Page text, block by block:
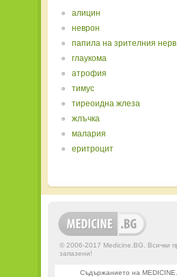
алицин
неврон
папила на зрителния нерв
глаукома
атрофия
тимус
тиреоидна жлеза
жлъчка
малария
еритроцит
© 2006-2017 Medicine.BG. Всички
запазени!
Съдържанието на